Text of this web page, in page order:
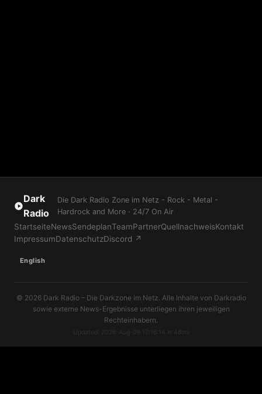
Dark
Radio
Die Dark Radio Zone im Netz - Rock - Metal -
Hardrock and More · 24/7 On Air
StartseiteNewsSendeplanTeamPartnerQuellnachweisKontakt
ImpressumDatenschutzDiscord ↗
English
© 2026 Dark Radio – Die Darkzone im Netz. Alle Inhalte von Darkradio
sowie externe News-Ergebnisse unterliegen ihren jeweiligen
Rechteinhabern.
Updated: 2026-Aug-09 17:16:14 in 48ms